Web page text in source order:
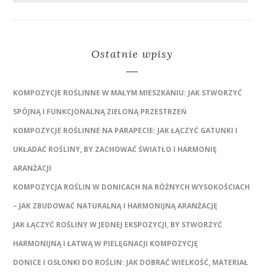
Ostatnie wpisy
KOMPOZYCJE ROŚLINNE W MAŁYM MIESZKANIU: JAK STWORZYĆ
SPÓJNĄ I FUNKCJONALNĄ ZIELONĄ PRZESTRZEŃ
KOMPOZYCJE ROŚLINNE NA PARAPECIE: JAK ŁĄCZYĆ GATUNKI I
UKŁADAĆ ROŚLINY, BY ZACHOWAĆ ŚWIATŁO I HARMONIĘ
ARANŻACJI
KOMPOZYCJA ROŚLIN W DONICACH NA RÓŻNYCH WYSOKOŚCIACH
– JAK ZBUDOWAĆ NATURALNĄ I HARMONIJNĄ ARANŻACJĘ
JAK ŁĄCZYĆ ROŚLINY W JEDNEJ EKSPOZYCJI, BY STWORZYĆ
HARMONIJNĄ I ŁATWĄ W PIELĘGNACJI KOMPOZYCJĘ
DONICE I OSŁONKI DO ROŚLIN: JAK DOBRAĆ WIELKOŚĆ, MATERIAŁ